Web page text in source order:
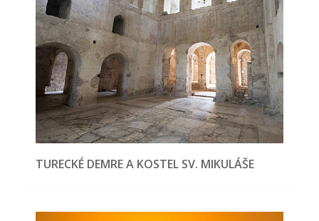
TURECKÉ DEMRE A KOSTEL SV. MIKULÁŠE